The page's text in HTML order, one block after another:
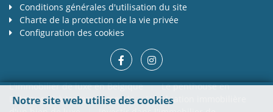
Notre site web utilise des cookies
Conditions générales d'utilisation du site
Charte de la protection de la vie privée
Configuration des cookies
L'immobilier de luxe en Belgique | Le penthouse en
Belgique et à travers le monde
L'évaluation immobilière